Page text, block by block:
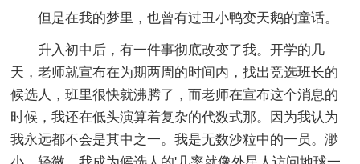
但是在我的梦里，也曾有过丑小鸭变天鹅的童话。
升入初中后，有一件事彻底改变了我。开学的几
天，老师就宣布在为期两周的时间内，找出竞选班长的
候选人，班里很快就沸腾了，而老师在宣布这个消息的
时候，我还在低头演算着复杂的代数式那。因为我认为
我永远都不会是其中之一。我是无数沙粒中的一员。渺